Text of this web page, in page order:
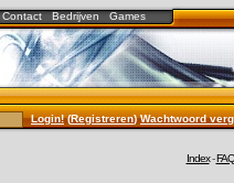
Contact Bedrijven Games
Login!(Registreren)Wachtwoord
Index-FAQ